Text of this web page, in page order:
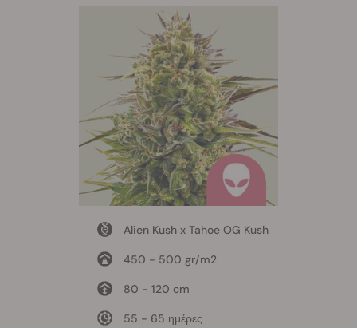
Alien Kush x Tahoe OG Kush
450 - 500 gr/m2
80 - 120 cm
55 - 65 ημέρες